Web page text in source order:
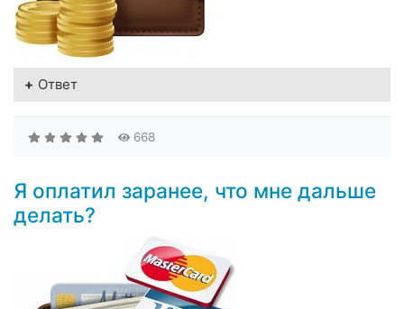
Ответ
668
Я оплатил заранее, что мне дальше
делать?